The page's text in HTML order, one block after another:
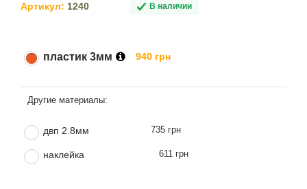
Артикул: 1240 В наличии
пластик 3мм 940 грн
двп 2.8мм 735 грн
наклейка 611 грн